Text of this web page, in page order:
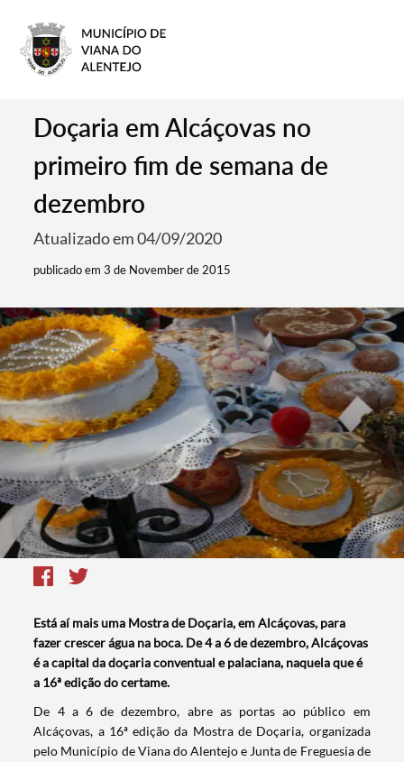
Doçaria em Alcáçovas no
primeiro fim de semana de
dezembro
Atualizado em 04/09/2020
publicado em 3 de November de 2015
Está aí mais uma Mostra de Doçaria, em Alcáçovas, para
fazer crescer água na boca. De 4 a 6 de dezembro, Alcáçovas
é a capital da doçaria conventual e palaciana, naquela que é
a 16ª edição do certame.
​De 4 a 6 de dezembro, abre as portas ao público em
Alcáçovas, a 16ª edição da Mostra de Doçaria, organizada
pelo Município de Viana do Alentejo e Junta de Freguesia de